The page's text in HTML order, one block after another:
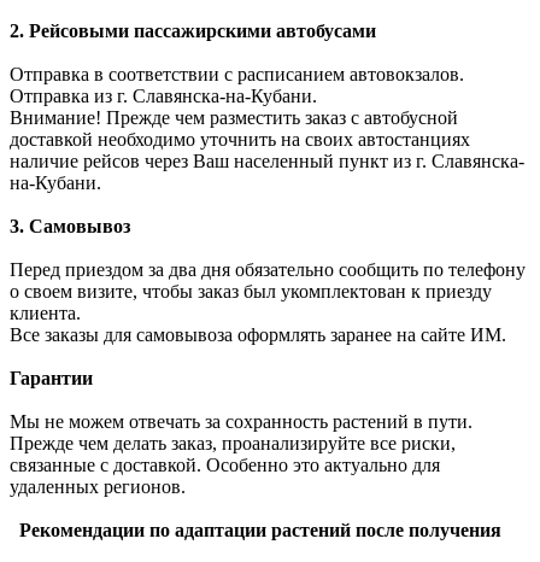
2. Рейсовыми пассажирскими автобусами
Отправка в соответствии с расписанием автовокзалов.
Отправка из г. Славянска-на-Кубани.
Внимание! Прежде чем разместить заказ с автобусной
доставкой необходимо уточнить на своих автостанциях
наличие рейсов через Ваш населенный пункт из г. Славянска-
на-Кубани.
3. Самовывоз
Перед приездом за два дня обязательно сообщить по телефону
о своем визите, чтобы заказ был укомплектован к приезду
клиента.
Все заказы для самовывоза оформлять заранее на сайте ИМ.
Гарантии
Мы не можем отвечать за сохранность растений в пути.
Прежде чем делать заказ, проанализируйте все риски,
связанные с доставкой. Особенно это актуально для
удаленных регионов.
Рекомендации по адаптации растений после получения